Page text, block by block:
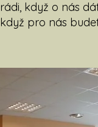
rádi, když o nás
když pro nás